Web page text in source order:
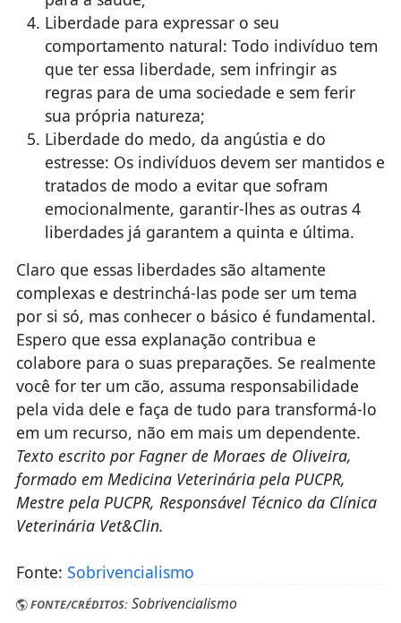
Liberdade para expressar o seu
comportamento natural: Todo indivíduo tem
que ter essa liberdade, sem infringir as
regras para de uma sociedade e sem ferir
sua própria natureza;
Liberdade do medo, da angústia e do
estresse: Os indivíduos devem ser mantidos e
tratados de modo a evitar que sofram
emocionalmente, garantir-lhes as outras 4
liberdades já garantem a quinta e última.
Claro que essas liberdades são altamente
complexas e destrinchá-las pode ser um tema
por si só, mas conhecer o básico é fundamental.
Espero que essa explanação contribua e
colabore para o suas preparações. Se realmente
você for ter um cão, assuma responsabilidade
pela vida dele e faça de tudo para transformá-lo
em um recurso, não em mais um dependente.
Texto escrito por Fagner de Moraes de Oliveira,
formado em Medicina Veterinária pela PUCPR,
Mestre pela PUCPR, Responsável Técnico da Clínica
Veterinária Vet&Clin.
Fonte: Sobrivencialismo
FONTE/CRÉDITOS:Sobrivencialismo